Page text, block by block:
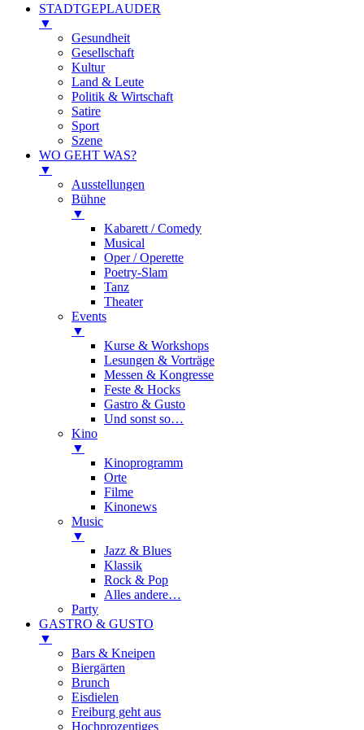
STADTGEPLAUDER
▼
Gesundheit
Gesellschaft
Kultur
Land & Leute
Politik & Wirtschaft
Satire
Sport
Szene
WO GEHT WAS?
▼
Ausstellungen
Bühne
▼
Kabarett / Comedy
Musical
Oper / Operette
Poetry-Slam
Tanz
Theater
Events
▼
Kurse & Workshops
Lesungen & Vorträge
Messen & Kongresse
Feste & Hocks
Gastro & Gusto
Und sonst so…
Kino
▼
Kinoprogramm
Orte
Filme
Kinonews
Music
▼
Jazz & Blues
Klassik
Rock & Pop
Alles andere…
Party
GASTRO & GUSTO
▼
Bars & Kneipen
Biergärten
Brunch
Eisdielen
Freiburg geht aus
Hochprozentiges